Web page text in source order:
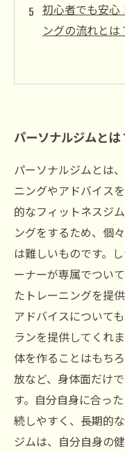
初心者でも安心
ングの流れとは
パーソナルジムとは
パーソナルジムとは
ニングやアドバイス
的なフィットネスジ
ングをするため、個
は難しいものです。
ーナーが専属でつい
たトレーニングを提
アドバイスについて
ランを提供してくれ
体を作ることはもち
放など、身体面だけ
す。自分自身に合っ
続しやすく、長期的
ジムは、自分自身の